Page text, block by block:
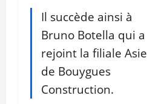
Il succède ainsi à
Bruno Botella qui a
rejoint la filiale Asie
de Bouygues
Construction.